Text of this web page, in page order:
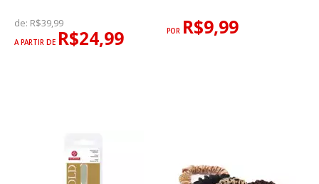
de: R$39,99
A PARTIR DE R$24,99 POR R$9,99